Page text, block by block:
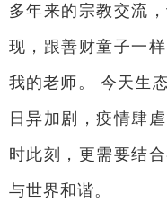
多年来的宗教交流
现，跟善财童子一
我的老师。 今天生
日异加剧，疫情肆
时此刻，更需要结
与世界和谐。